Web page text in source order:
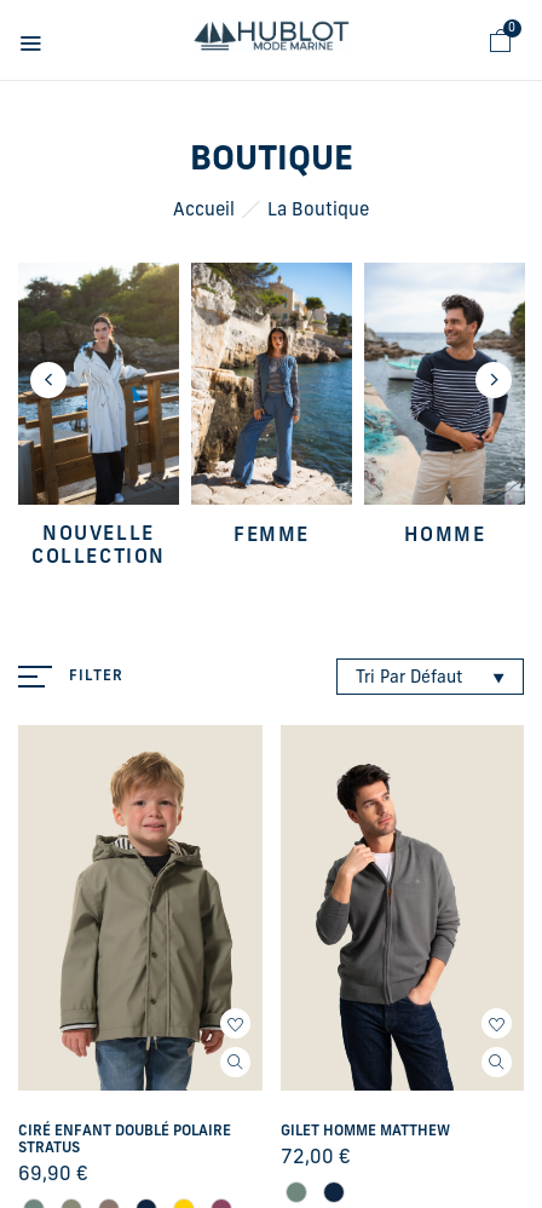
0
BOUTIQUE
Accueil La Boutique
NOUVELLE
COLLECTION
FEMME HOMME
FILTER Tri Par Défaut
CIRÉ ENFANT DOUBLÉ POLAIRE
STRATUS
69,90 €
GILET HOMME MATTHEW
72,00 €
Panneau de gestion des cookies